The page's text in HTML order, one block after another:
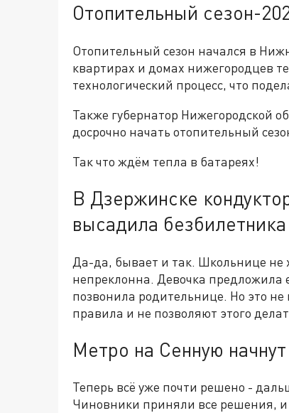
Отопительный сезон-
Отопительный сезон начался в
квартирах и домах нижегородцев
технологический процесс, что
Также губернатор Нижегородской
досрочно начать отопительный
Так что ждём тепла в батареях!
В Дзержинске
высадила безбилетника
Да-да, бывает и так. Школьнице не
непреклонна. Девочка предложила
позвонила родительнице. Но это не
правила и не позволяют этого
Метро на Сенную
Теперь всё уже почти решено -
Чиновники приняли все решения,